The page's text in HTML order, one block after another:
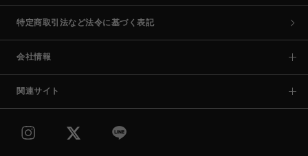
特定商取引法など法令に基づく表記
会社情報
関連サイト